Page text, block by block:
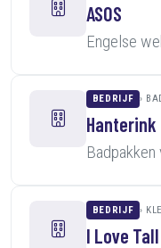
ASOS
Engelse
BEDRIJF
Hanterink
BEDRIJF
I Love Tall